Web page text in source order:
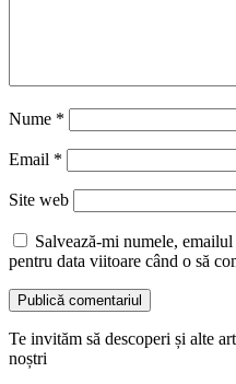
Nume *
Email *
Site web
Salvează-mi numele,
pentru data viitoare când o să
Te invităm să descoperi și alte
noștri